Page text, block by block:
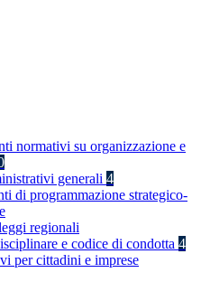
normativi su organizzazione e
generali 4
di programmazione strategico-
regionali
e codice di condotta 4
per cittadini e imprese